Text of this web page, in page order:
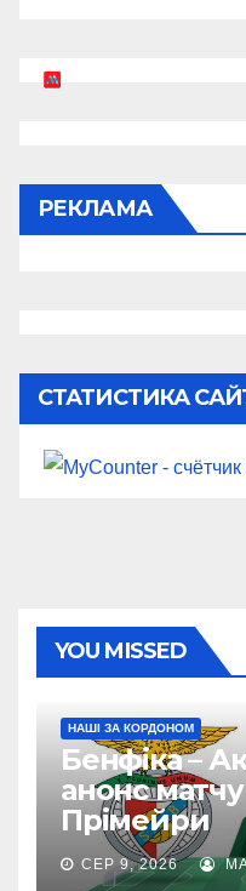
РЕКЛАМА
СТАТИСТИКА
YOU MISSED
НАШІ ЗА КОРДОНОМ
Бенфіка –
анонс матчу
Прімейри
СЕР 9, 2026